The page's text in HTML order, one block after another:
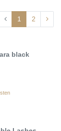
1 2
black